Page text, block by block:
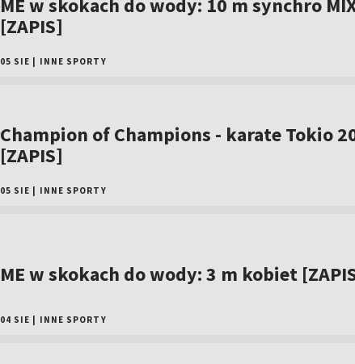
ME w skokach do wody: 10 m synchro
[ZAPIS]
05 SIE INNE SPORTY
Champion of Champions - karate Tokio
[ZAPIS]
05 SIE INNE SPORTY
ME w skokach do wody: 3 m kobiet
04 SIE INNE SPORTY